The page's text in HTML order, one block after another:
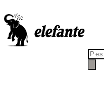
Livro sobre
Corumbiara'
na semana
completa vinte